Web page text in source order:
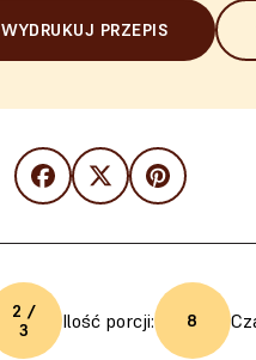
WYDRUKUJ PRZEPIS
2 /
3
Ilość porcji: 8